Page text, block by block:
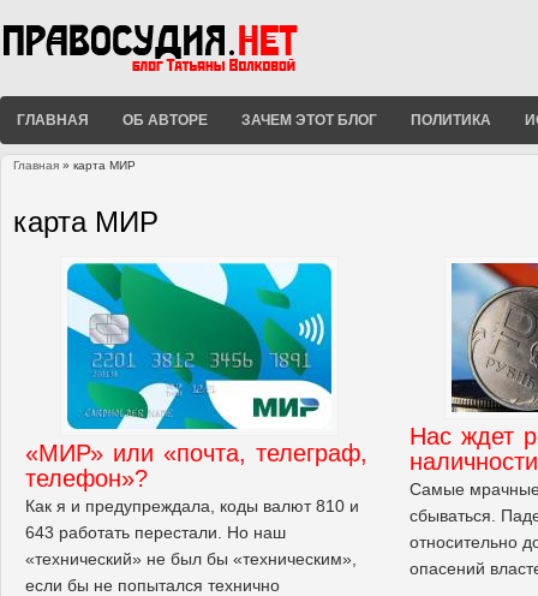
ГЛАВНАЯ ОБ АВТОРЕ ЗАЧЕМ ЭТОТ БЛОГ ПОЛИТИКА
Главная » карта МИР
карта МИР
«МИР» или «почта, телеграф,
телефон»?
Как я и предупреждала, коды валют 810 и
643 работать перестали. Но наш
«технический» не был бы «техническим»,
если бы не попытался технично
Нас ждет
наличности
Самые
сбываться.
относительно
опасений